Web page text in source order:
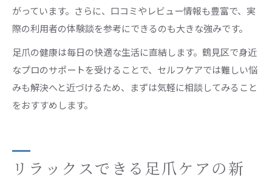
がっています。さらに、口コミやレビュー情報も豊富で、実
際の利用者の体験談を参考にできるのも大きな強みです。
足爪の健康は毎日の快適な生活に直結します。鶴見区で身近
なプロのサポートを受けることで、セルフケアでは難しい悩
みも解決へと近づけるため、まずは気軽に相談してみること
をおすすめします。
リラックスできる足爪ケアの新